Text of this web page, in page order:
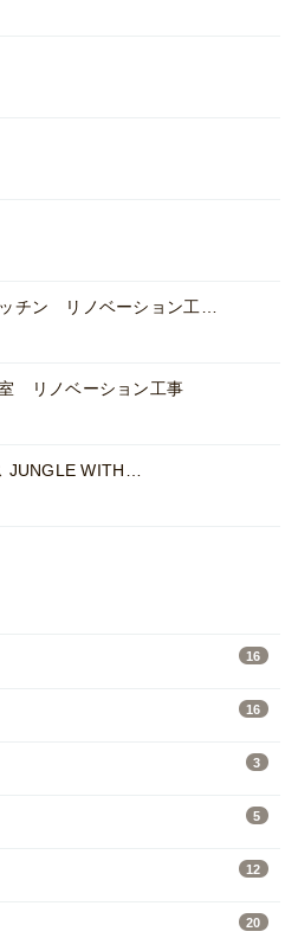
チン リノベーション工…
リノベーション工事
JUNGLE WITH…
16
16
3
5
12
20